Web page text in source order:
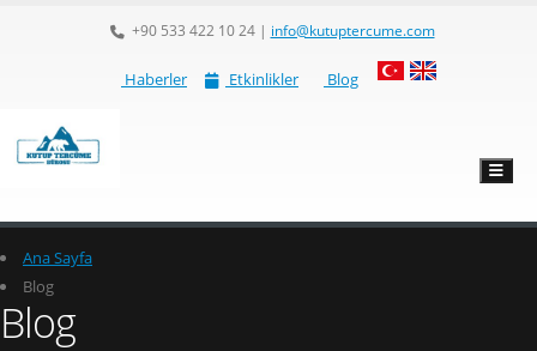
+90 533 422 10 24| info@kutuptercume.com
Haberler Etkinlikler Blog
Ana Sayfa
Blog
Blog